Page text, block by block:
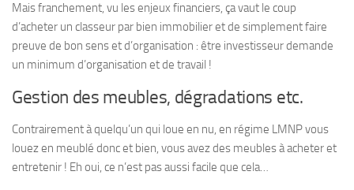
Mais franchement, vu les enjeux financiers, ça vaut le coup
d’acheter un classeur par bien immobilier et de simplement faire
preuve de bon sens et d’organisation : être investisseur demande
un minimum d’organisation et de travail !
Gestion des meubles, dégradations etc.
Contrairement à quelqu’un qui loue en nu, en régime LMNP vous
louez en meublé donc et bien, vous avez des meubles à acheter et
entretenir ! Eh oui, ce n’est pas aussi facile que cela…